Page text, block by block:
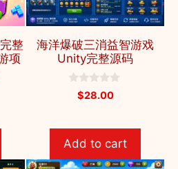
整
项
海洋爆破三消益智游戏
Unity完整源码
o
f
5
$28.00
Add to cart